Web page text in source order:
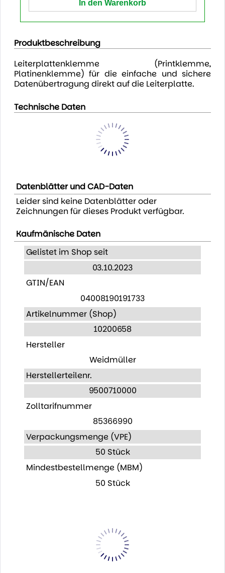
Produktbeschreibung
Leiterplattenklemme (Printklemme,
Platinenklemme) für die einfache und sichere
Datenübertragung direkt auf die Leiterplatte.
Technische Daten
Datenblätter und CAD-Daten
Leider sind keine Datenblätter oder
Zeichnungen für dieses Produkt verfügbar.
Kaufmänische Daten
Gelistet im Shop seit
03.10.2023
GTIN/EAN
04008190191733
Artikelnummer (Shop)
10200658
Hersteller
Weidmüller
Herstellerteilenr.
9500710000
Zolltarifnummer
85366990
Verpackungsmenge (VPE)
50 Stück
Mindestbestellmenge (MBM)
50 Stück